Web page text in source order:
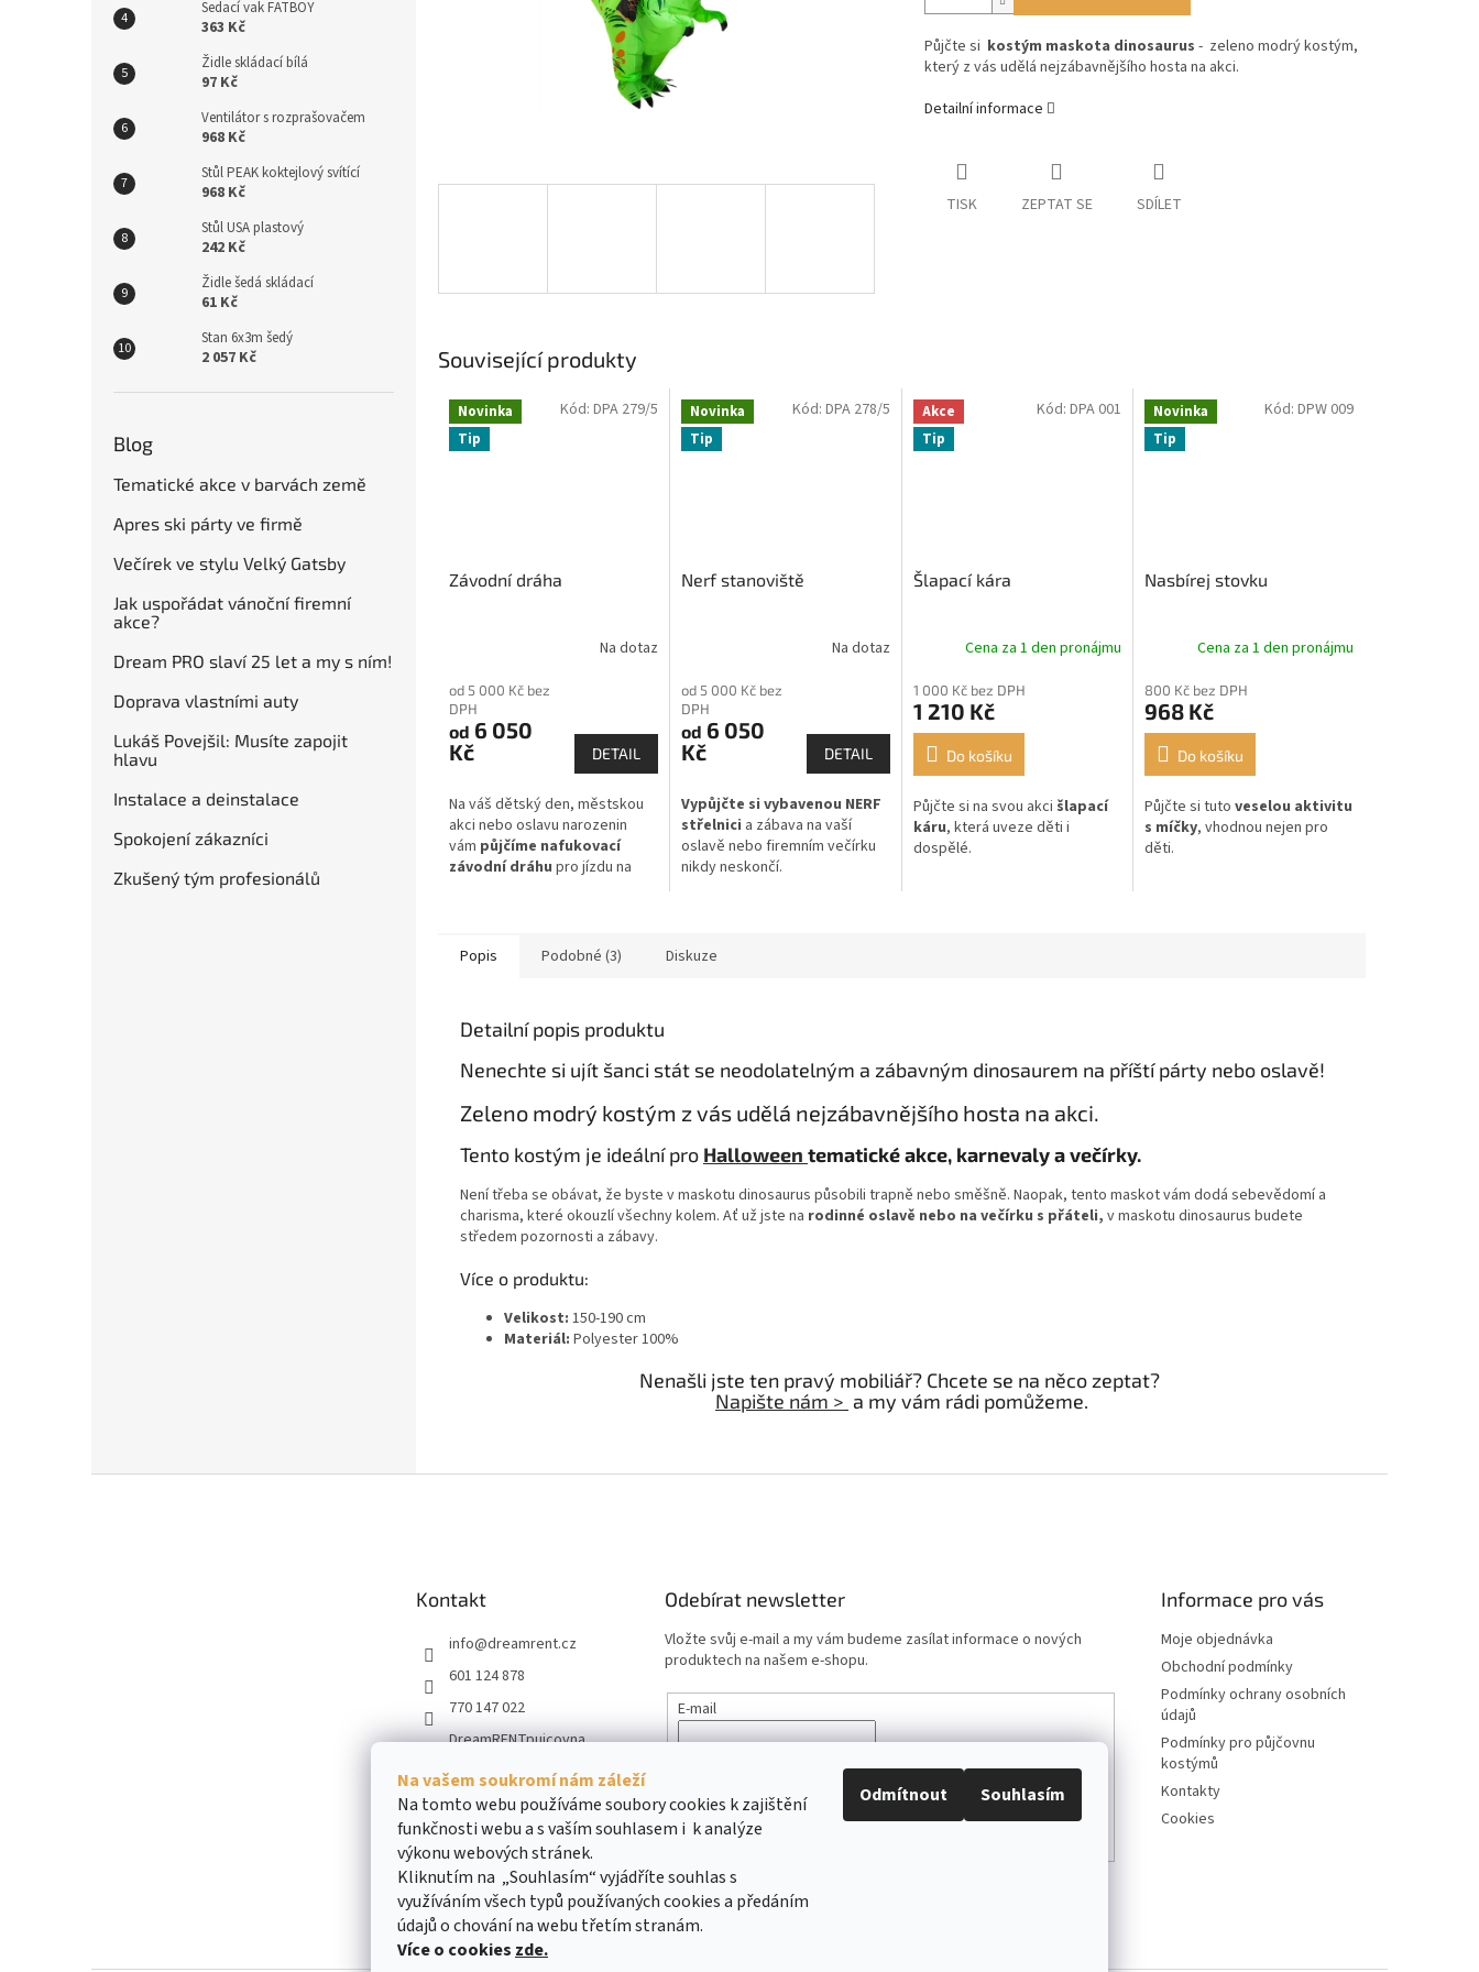
Na vašem soukromí nám záleží
Na tomto webu používáme soubory cookies k zajištění
funkčnosti webu a s vaším souhlasem i k analýze
výkonu webových stránek.
Kliknutím na „Souhlasím“ vyjádříte souhlas s
využíváním všech typů používaných cookies a předáním
údajů o chování na webu třetím stranám.
Více o cookies zde.
Odmítnout Souhlasím
Sedací vak FATBOY
363 Kč
Židle skládací bílá
97 Kč
Ventilátor s rozprašovačem
968 Kč
Stůl PEAK koktejlový svítící
968 Kč
Stůl USA plastový
242 Kč
Židle šedá skládací
61 Kč
Stan 6x3m šedý
2 057 Kč
Blog
Tematické akce v barvách země
Apres ski párty ve firmě
Večírek ve stylu Velký Gatsby
Jak uspořádat vánoční firemní
akce?
Dream PRO slaví 25 let a my s ním!
Doprava vlastními auty
Lukáš Povejšil: Musíte zapojit
hlavu
Instalace a deinstalace
Spokojení zákazníci
Zkušený tým profesionálů
Půjčte si kostým maskota dinosaurus - zeleno modrý kostým,
který z vás udělá nejzábavnějšího hosta na akci.
Detailní informace
TISK ZEPTAT SE SDÍLET
Související produkty
Novinka
Tip
Závodní dráha
Na dotaz
od 5 000 Kč bez
DPH
od 6 050
Kč
DETAIL
Na váš dětský den, městskou
akci nebo oslavu narozenin
vám půjčíme nafukovací
závodní dráhu pro jízdu na
Kód: DPA 279/5
Novinka
Tip
Nerf stanoviště
Na dotaz
od 5 000 Kč bez
DPH
od 6 050
Kč
DETAIL
Vypůjčte si vybavenou NERF
střelnici a zábava na vaší
oslavě nebo firemním večírku
nikdy neskončí.
Kód: DPA 278/5
Akce
Tip
Šlapací kára
Cena za 1 den pronájmu
1 000 Kč bez DPH
1 210 Kč
Do košíku
Půjčte si na svou akci šlapací
káru, která uveze děti i
dospělé.
Kód:DPA 001
Novinka
Tip
Nasbírej stovku
Cena za 1 den pronájmu
800 Kč bez DPH
968 Kč
Do košíku
Půjčte si tuto veselou aktivitu
s míčky, vhodnou nejen pro
děti.
Kód: DPW 009
Popis Podobné (3) Diskuze
Detailní popis produktu
Nenechte si ujít šanci stát se neodolatelným a zábavným dinosaurem na příští párty nebo oslavě!
Zeleno modrý kostým z vás udělá nejzábavnějšího hosta na akci.
Tento kostým je ideální pro Halloween tematické akce, karnevaly a večírky.
Není třeba se obávat, že byste v maskotu dinosaurus působili trapně nebo směšně. Naopak, tento maskot vám dodá sebevědomí a
charisma, které okouzlí všechny kolem. Ať už jste na rodinné oslavě nebo na večírku s přáteli, v maskotu dinosaurus budete
středem pozornosti a zábavy.
Více o produktu:
Velikost: 150-190 cm
Materiál: Polyester 100%
Nenašli jste ten pravý mobiliář? Chcete se na něco zeptat?
Napište nám > a my vám rádi pomůžeme.
Kontakt
info@dreamrent.cz
601 124 878
770 147 022
DreamRENTpujcovna
dream_rent_pujcovna_m
obiliare
Odebírat newsletter
Vložte svůj e-mail a my vám budeme zasílat informace o nových
produktech na našem e-shopu.
E-mail
PŘIHLÁSIT SE
Informace pro vás
Moje objednávka
Obchodní podmínky
Podmínky ochrany osobních
údajů
Podmínky pro půjčovnu
kostýmů
Kontakty
Cookies